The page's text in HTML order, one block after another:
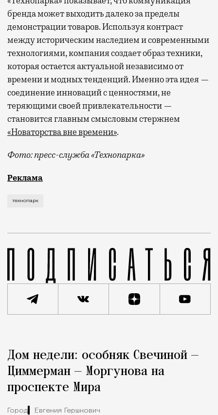
бренда может выходить далеко за пределы
демонстрации товаров. Используя контраст
между историческим наследием и современными
технологиями, компания создает образ техники,
которая остается актуальной независимо от
времени и модных тенденций. Именно эта идея —
соединение инноваций с ценностями, не
теряющими своей привлекательности —
становится главным смысловым стержнем
«Новаторства вне времени».
Фото: пресс-служба «Технопарка»
Рекламные кампании техники редко выходят за
Реклама
технопарк
Город
Дом недели: особняк Свечиной —
Циммерман — Моргунова на
проспекте Мира
Город Евгения Гершкович